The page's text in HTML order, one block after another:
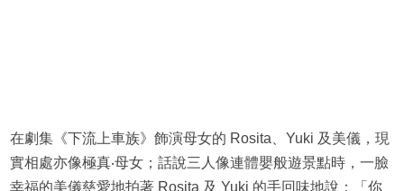
在劇集《下流上車族》飾演母女的 Rosita、Yuki 及美儀，現
實相處亦像極真‧母女；話說三人像連體嬰般遊景點時，一臉
幸福的美儀慈愛地拍著 Rosita 及 Yuki 的手回味地說：「你